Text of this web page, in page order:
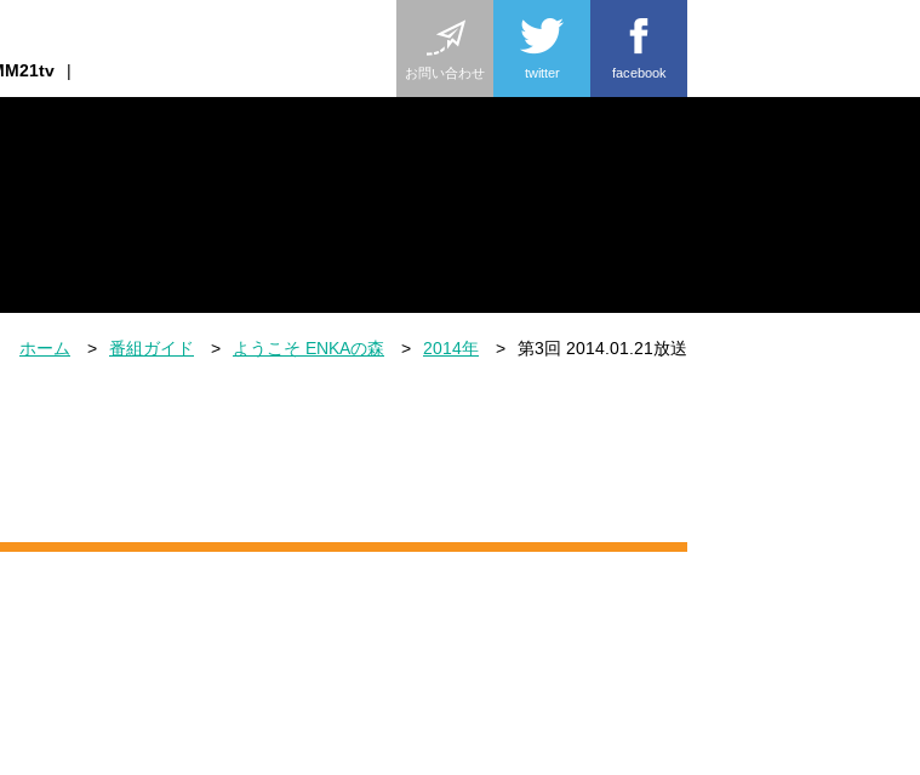
お問い合わせ twitter facebook
ホーム 番組ガイド ようこそ ENKAの森 2014年 第3回 2014.01.21放送